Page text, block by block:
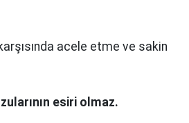
acele etme ve sakin
esiri olmaz.